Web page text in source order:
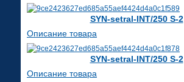
SYN-setral-INT/250 S-2
Описание товара
SYN-setral-INT/250 S-2
Описание товара